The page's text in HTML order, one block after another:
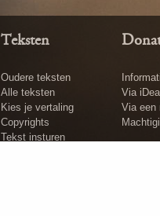
Teksten
Oudere teksten
Alle teksten
Kies je vertaling
Copyrights
Tekst insturen
Via
Via een